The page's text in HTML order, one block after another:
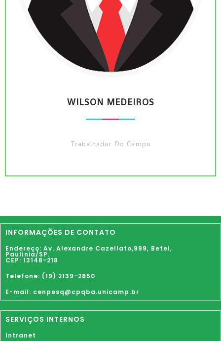
WILSON MEDEIROS
Trabalhador Do Campo
INFORMAÇÕES DE CONTATO
Endereço: Av. Alexandre Cazellato,999, Betel,
Paulínia/SP.
CEP: 13148-218
Telefone: (19) 2139-2850
E-mail: cenpesq@cpqba.unicamp.br
SERVIÇOS INTERNOS
Intranet